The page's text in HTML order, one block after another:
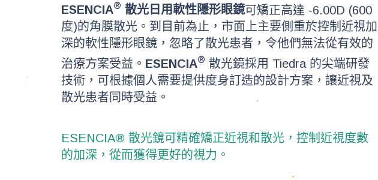
ESENCIA® 散光日用軟性隱形眼鏡可矯正高達 -6.00D (600
度)的角膜散光。到目前為止，市面上主要側重於控制近視加
深的軟性隱形眼鏡，忽略了散光患者，令他們無法從有效的
治療方案受益。 ESENCIA® 散光鏡採用 Tiedra 的尖端研發
技術，可根據個人需要提供度身訂造的設計方案，讓近視及
散光患者同時受益。
ESENCIA® 散光鏡可精確矯正近視和散光，控制近視度數
的加深，從而獲得更好的視力。